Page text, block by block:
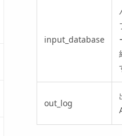
input_database
out_log